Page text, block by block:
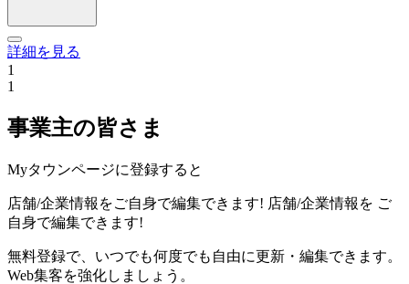
詳細を見る
1
1
事業主の皆さま
Myタウンページに登録すると
店舗/企業情報をご自身で編集できます! 店舗/企業情報を ご
自身で編集できます!
無料登録で、いつでも何度でも自由に更新・編集できます。
Web集客を強化しましょう。